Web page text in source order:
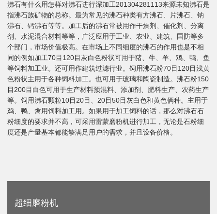
沸石有什么用怎样对沸石进行深加工201304281113来源未知沸石是
指沸石族矿物的总称。最为常见的沸石种类有方沸石、片沸石、钠
沸石、钙沸石等等。加工后的沸石常被用作干燥剂、催化剂、分离
剂、水泥混合材料等等，广泛应用于工业、农业、建筑、国防等多
个部门，市场价值极高。在市场上不同细度的沸石的作用也是不相
同的例如加工70目120目灰白色粉状可用于猪、牛、羊、鸡、鸭、鱼
等饲料加工业。还可用作建筑过滤行业。饲用沸石粉70目120目浅黄
色粉状主用于各种饲料加工。也可用于玻璃和陶瓷制造。沸石粉150
目200目白色可用于生产材料预混料、添加剂、肥料生产、农药生产
等。饲用沸石颗粒10目20目、20目50目灰白色和黄色俩种。主用于
鸡、鸭、禽用饲料加工用。如果用于加工饲料的话，那么对沸石石
粉细度的要求并不高，可采用雷蒙磨粉机进行加工，无论是石粉细
度还是产量基本都能够满足用户的需求，并且设备价格。
超细磨粉机